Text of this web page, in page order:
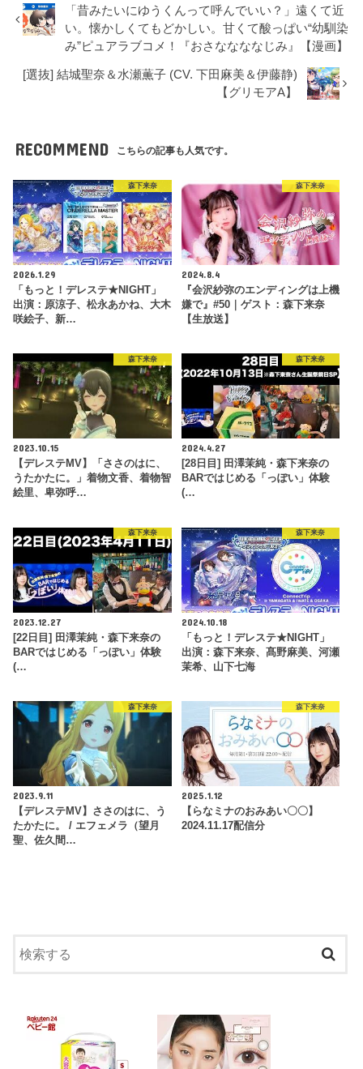
「昔みたいにゆうくんって呼んでいい？」遠くて近
い。懐かしくてもどかしい。甘くて酸っぱい“幼馴染
み”ピュアラブコメ！『おさななななじみ』【漫画】
[選抜] 結城聖奈＆水瀬薫子 (CV. 下田麻美＆伊藤静)
【グリモアA】
RECOMMEND こちらの記事も人気です。
森下来奈
2026.1.29
「もっと！デレステ★NIGHT」
出演：原涼子、松永あかね、大木
咲絵子、新…
森下来奈
2024.8.4
『会沢紗弥のエンディングは上機
嫌で』#50｜ゲスト：森下来奈
【生放送】
森下来奈
2023.10.15
【デレステMV】「ささのはに、
うたかたに。」着物文香、着物智
絵里、卑弥呼…
森下来奈
2024.4.27
[28日目] 田澤茉純・森下来奈の
BARではじめる「っぽい」体験
(…
森下来奈
2023.12.27
[22日目] 田澤茉純・森下来奈の
BARではじめる「っぽい」体験
(…
森下来奈
2024.10.18
「もっと！デレステ★NIGHT」
出演：森下来奈、髙野麻美、河瀬
茉希、山下七海
森下来奈
2023.9.11
【デレステMV】ささのはに、う
たかたに。 / エフェメラ（望月
聖、佐久間…
森下来奈
2025.1.12
【らなミナのおみあい〇〇】
2024.11.17配信分